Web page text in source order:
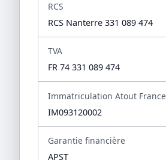
RCS
RCS Nanterre 331 089 474
TVA
FR 74 331 089 474
Immatriculation Atout France
IM093120002
Garantie financière
APST